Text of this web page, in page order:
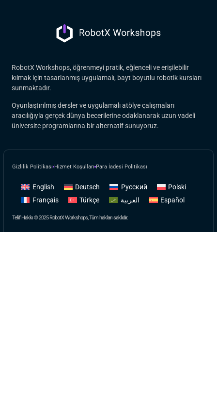
RobotX Workshops, öğrenmeyi pratik, eğlenceli ve erişilebilir
kılmak için tasarlanmış uygulamalı, bayt boyutlu robotik kursları
sunmaktadır.
Oyunlaştırılmış dersler ve uygulamalı atölye çalışmaları
aracılığıyla gerçek dünya becerilerine odaklanarak uzun vadeli
üniversite programlarına bir alternatif sunuyoruz.
Gizlilik Politikası Hizmet Koşulları Para İadesi Politikası
English Deutsch Русский
Polski
Français
Türkçe العربية Español
Telif Hakkı © 2025 RobotX Workshops, Tüm hakları saklıdır.